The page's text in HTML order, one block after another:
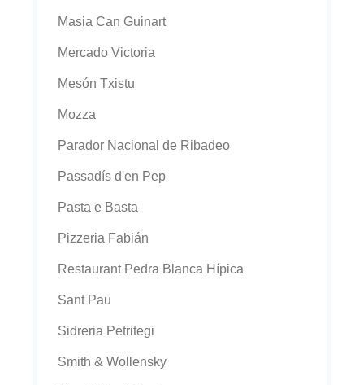
Masia Can Guinart
Mercado Victoria
Mesón Txistu
Mozza
Parador Nacional de Ribadeo
Passadís d'en Pep
Pasta e Basta
Pizzeria Fabián
Restaurant Pedra Blanca Hípica
Sant Pau
Sidreria Petritegi
Smith & Wollensky